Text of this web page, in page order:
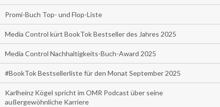
Promi-Buch Top- und Flop-Liste
Media Control kürt BookTok Bestseller des Jahres 2025
Media Control Nachhaltigkeits-Buch-Award 2025
#BookTok Bestsellerliste für den Monat September 2025
Karlheinz Kögel spricht im OMR Podcast über seine
außergewöhnliche Karriere